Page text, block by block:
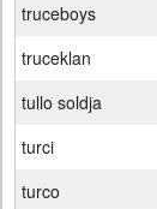
truceboys
truceklan
tullo soldja
turci
turco